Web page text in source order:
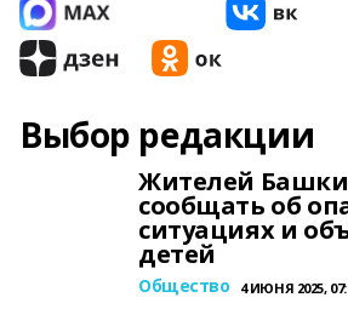
Выбор редакции
Жителей
сообщать об
ситуациях и
детей
Общество 4 ИЮНЯ 2025,